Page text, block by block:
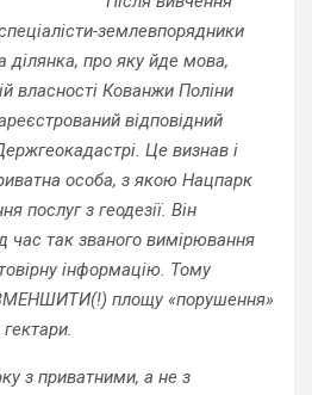
землевпорядники
ділянка, про яку йде мова,
власності Кованжи Поліни
відповідний
Це визнав і
особа, з якою Нацпарк
послуг з геодезії. Він
час так званого вимірювання
інформацію. Тому
площу «порушення»
з приватними, а не з